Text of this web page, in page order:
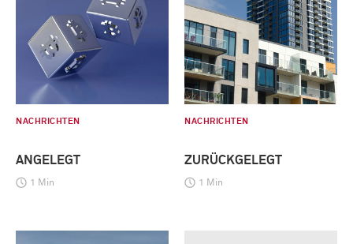
NACHRICHTEN
ANGELEGT
1 Min
NACHRICHTEN
ZURÜCKGELEGT
1 Min